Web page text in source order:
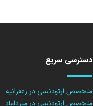
دسترسی سریع
متخصص ارتودنسی در زعفرانیه
متخصص ارتودنسی در میرداماد